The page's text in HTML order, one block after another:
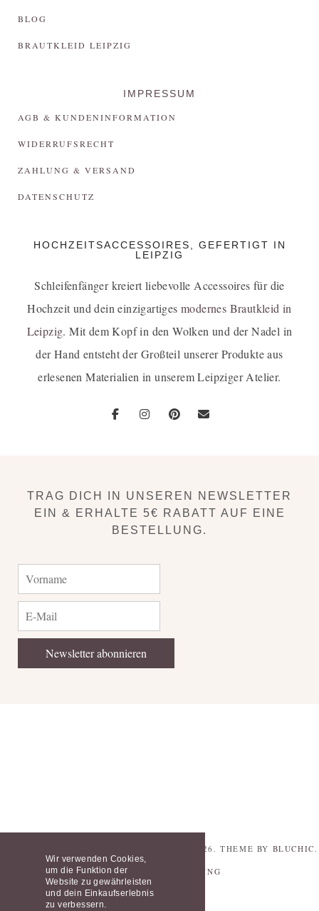
Wir verwenden Cookies,
um die Funktion der
Website zu gewährleisten
und dein Einkaufserlebnis
zu verbessern.
BLOG
BRAUTKLEID LEIPZIG
IMPRESSUM
AGB & KUNDENINFORMATION
WIDERRUFSRECHT
ZAHLUNG & VERSAND
DATENSCHUTZ
HOCHZEITSACCESSOIRES, GEFERTIGT IN
LEIPZIG
Schleifenfänger kreiert liebevolle Accessoires für die
Hochzeit und dein einzigartiges modernes Brautkleid in
Leipzig. Mit dem Kopf in den Wolken und der Nadel in
der Hand entsteht der Großteil unserer Produkte aus
erlesenen Materialien in unserem Leipziger Atelier.
TRAG DICH IN UNSEREN NEWSLETTER
EIN & ERHALTE 5€ RABATT AUF EINE
BESTELLUNG.
2026 . THEME BY BLUCHIC
DATENSCHUTZERKLÄRUNG